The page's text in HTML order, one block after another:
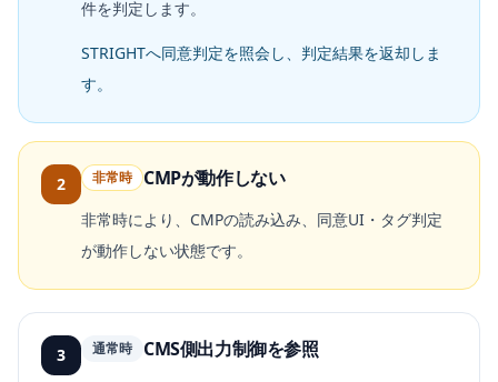
件を判定します。
STRIGHTへ同意判定を照会し、判定結果を返却しま
す。
2 非常時 CMPが動作しない
非常時により、CMPの読み込み、同意UI・タグ判定
が動作しない状態です。
3 通常時
CMS側出力制御を参照